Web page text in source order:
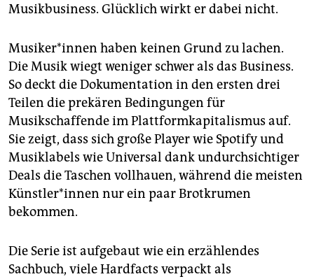
epaper login
Musikbusiness. Glücklich wirkt er dabei nicht.
Mu­si­ke­r*in­nen haben keinen Grund zu lachen.
Die Musik wiegt weniger schwer als das Business.
So deckt die Dokumentation in den ersten drei
Teilen die prekären Bedingungen für
Musikschaffende im Plattformkapitalismus auf.
Sie zeigt, dass sich große Player wie Spotify und
Musiklabels wie Universal dank undurchsichtiger
Deals die Taschen vollhauen, während die meisten
Künst­le­r*in­nen nur ein paar Brotkrumen
bekommen.
Die Serie ist aufgebaut wie ein erzählendes
Sachbuch, viele Hardfacts verpackt als